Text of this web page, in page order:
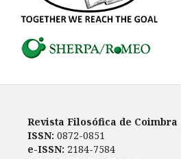
Revista Filosófica de Coimbra
ISSN: 0872-0851
e-ISSN: 2184-7584